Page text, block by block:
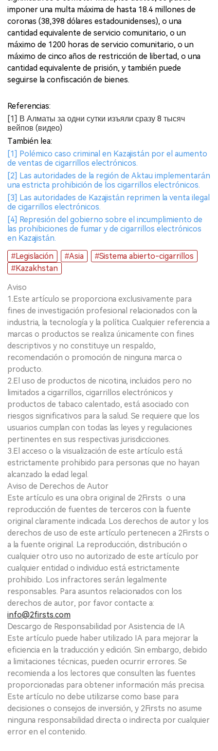
imponer una multa máxima de hasta 18.4 millones de
coronas (38,398 dólares estadounidenses), o una
cantidad equivalente de servicio comunitario, o un
máximo de 1200 horas de servicio comunitario, o un
máximo de cinco años de restricción de libertad, o una
cantidad equivalente de prisión, y también puede
seguirse la confiscación de bienes.
Referencias:
[1] В Алматы за одни сутки изъяли сразу 8 тысяч
вейпов (видео)
También lea:
[1] Polémico caso criminal en Kazajistán por el aumento
de ventas de cigarrillos electrónicos.
[2] Las autoridades de la región de Aktau implementarán
una estricta prohibición de los cigarrillos electrónicos.
[3] Las autoridades de Kazajistán reprimen la venta ilegal
de cigarrillos electrónicos.
[4] Represión del gobierno sobre el incumplimiento de
las prohibiciones de fumar y de cigarrillos electrónicos
en Kazajistán.
#Legislación
#Asia
#Sistema abierto-cigarrillos
#Kazakhstan
Aviso
1.Este artículo se proporciona exclusivamente para
fines de investigación profesional relacionados con la
industria, la tecnología y la política. Cualquier referencia a
marcas o productos se realiza únicamente con fines
descriptivos y no constituye un respaldo,
recomendación o promoción de ninguna marca o
producto.
2.El uso de productos de nicotina, incluidos pero no
limitados a cigarrillos, cigarrillos electrónicos y
productos de tabaco calentado, está asociado con
riesgos significativos para la salud. Se requiere que los
usuarios cumplan con todas las leyes y regulaciones
pertinentes en sus respectivas jurisdicciones.
3.El acceso o la visualización de este artículo está
estrictamente prohibido para personas que no hayan
alcanzado la edad legal.
Aviso de Derechos de Autor
Este artículo es una obra original de 2Firsts o una
reproducción de fuentes de terceros con la fuente
original claramente indicada. Los derechos de autor y los
derechos de uso de este artículo pertenecen a 2Firsts o
a la fuente original. La reproducción, distribución o
cualquier otro uso no autorizado de este artículo por
cualquier entidad o individuo está estrictamente
prohibido. Los infractores serán legalmente
responsables. Para asuntos relacionados con los
derechos de autor, por favor contacte a:
info@2firsts.com
Descargo de Responsabilidad por Asistencia de IA
Este artículo puede haber utilizado IA para mejorar la
eficiencia en la traducción y edición. Sin embargo, debido
a limitaciones técnicas, pueden ocurrir errores. Se
recomienda a los lectores que consulten las fuentes
proporcionadas para obtener información más precisa.
Este artículo no debe utilizarse como base para
decisiones o consejos de inversión, y 2Firsts no asume
ninguna responsabilidad directa o indirecta por cualquier
error en el contenido.